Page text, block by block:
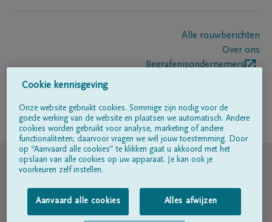
Alle rouwberichten
Over ons
Begrafenisondernemers
Volg ons op
© DELA
Gebruiksvoorwaarden
Privacyverklaring
Cookie kennisgeving
Onze website gebruikt cookies. Sommige zijn nodig voor de
goede werking van de website en plaatsen we automatisch. Andere
cookies worden gebruikt voor analyse, marketing of andere
functionaliteiten; daarvoor vragen we wél jouw toestemming. Door
op “Aanvaard alle cookies” te klikken gaat u akkoord met het
opslaan van alle cookies op uw apparaat. Je kan ook je
voorkeuren zelf instellen.
Aanvaard alle cookies Alles afwijzen